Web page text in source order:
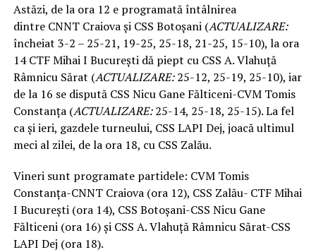
Astăzi, de la ora 12 e programată întâlnirea
dintre CNNT Craiova și CSS Botoșani (ACTUALIZARE:
încheiat 3-2 – 25-21, 19-25, 25-18, 21-25, 15-10), la ora
14 CTF Mihai I București dă piept cu CSS A. Vlahuță
Râmnicu Sărat (ACTUALIZARE:25-12, 25-19, 25-10), iar
de la 16 se dispută CSS Nicu Gane Fălticeni-CVM Tomis
Constanța (ACTUALIZARE:25-14, 25-18, 25-15). La fel
ca și ieri, gazdele turneului, CSS LAPI Dej, joacă ultimul
meci al zilei, de la ora 18, cu CSS Zalău.
Vineri sunt programate partidele: CVM Tomis
Constanța-CNNT Craiova (ora 12), CSS Zalău- CTF Mihai
I București (ora 14), CSS Botoșani-CSS Nicu Gane
Fălticeni (ora 16) și CSS A. Vlahuță Râmnicu Sărat-CSS
LAPI Dej (ora 18).